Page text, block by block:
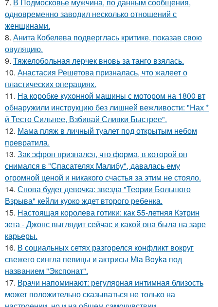
одновременно заводил несколько отношений с
женщинами.
8. Анита Кобелева подверглась критике, показав свою
овуляцию.
9. Тяжелобольная лерчек вновь за танго взялась.
10. Анастасия Решетова призналась, что жалеет о
пластических операциях.
11. На коробке кухонной машины с мотором на 1800 вт
обнаружили инструкцию без лишней вежливости: "Нах *
й Тесто Сильнее, Взбивай Сливки Быстрее".
12. Мама пляж в личный туалет под открытым небом
превратила.
13. Зак эфрон признался, что форма, в которой он
снимался в "Спасателях Малибу", давалась ему
огромной ценой и никакого счастья за этим не стояло.
14. Снова будет девочка: звезда "Теории Большого
Взрыва" кейли куоко ждет второго ребенка.
15. Настоящая королева готики: как 55-летняя Кэтрин
зета - Джонс выглядит сейчас и какой она была на заре
карьеры.
16. В социальных сетях разгорелся конфликт вокруг
свежего сингла певицы и актрисы Mia Boyka под
названием "Экспонат".
17. Врачи напоминают: регулярная интимная близость
может положительно сказываться не только на